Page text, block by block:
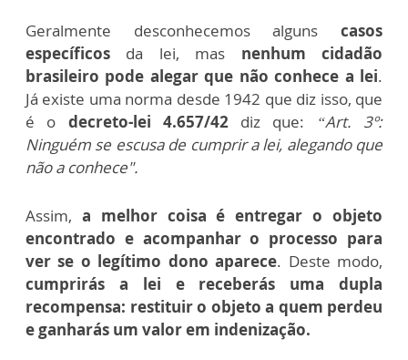
Geralmente desconhecemos alguns casos
específicos da lei, mas nenhum cidadão
brasileiro pode alegar que não conhece a lei.
Já existe uma norma desde 1942 que diz isso, que
é o decreto-lei 4.657/42diz que: “Art. 3º:
Ninguém se escusa de cumprir a lei, alegando que
não a conhece".
Assim, a melhor coisa é entregar o objeto
encontrado e acompanhar o processo para
ver se o legítimo dono aparece. Deste modo,
cumprirás a lei e receberás uma dupla
recompensa: restituir o objeto a quem perdeu
e ganharás um valor em indenização.